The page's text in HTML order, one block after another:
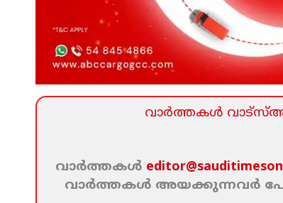
വാര്‍ത്തകള്‍
വാര്‍ത്തകള്‍
വാര്‍ത്തകള്‍ അയക്കുന്നവര്‍